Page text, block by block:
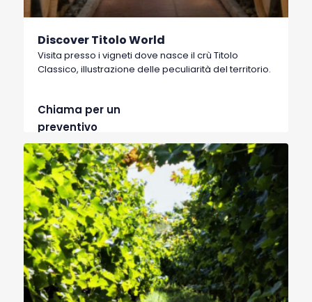
Discover Titolo World
Visita presso i vigneti dove nasce il crù Titolo
Classico, illustrazione delle peculiarità del territorio.
Chiama per un
preventivo